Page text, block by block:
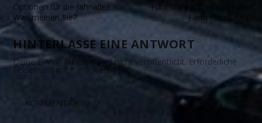
Optionen für die Jahnallee –
Was meinen Sie?
Fünf Stolpersteine vor der
Färberstraße 16
HINTERLASSE EINE ANTWORT
Deine E-Mail-Adresse wird nicht veröffentlicht. Erforderliche
Felder sind mit * markiert